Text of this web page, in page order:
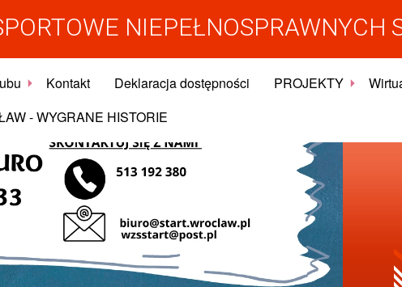
NIEPEŁNOSPRAWNYCH
Kontakt Deklaracja dostępności PROJEKTY
- WYGRANE HISTORIE